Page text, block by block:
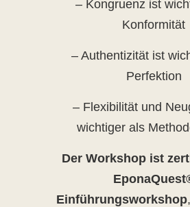
– Kongruenz ist
Konformität
– Authentizität ist
Perfektion
– Flexibilität und
wichtiger als
Der Workshop ist
Einführungsworkshop